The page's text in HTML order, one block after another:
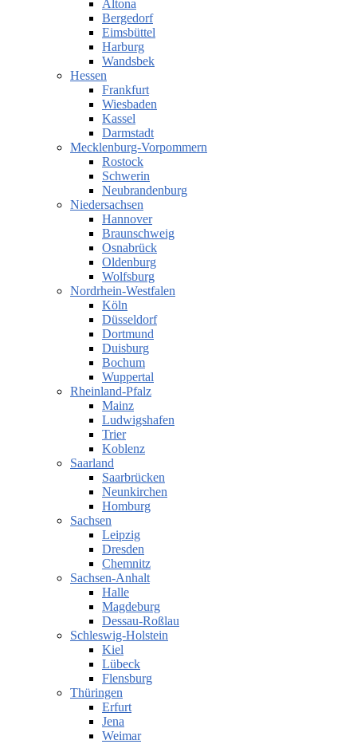
Altona
Bergedorf
Eimsbüttel
Harburg
Wandsbek
Hessen
Frankfurt
Wiesbaden
Kassel
Darmstadt
Mecklenburg-Vorpommern
Rostock
Schwerin
Neubrandenburg
Niedersachsen
Hannover
Braunschweig
Osnabrück
Oldenburg
Wolfsburg
Nordrhein-Westfalen
Köln
Düsseldorf
Dortmund
Duisburg
Bochum
Wuppertal
Rheinland-Pfalz
Mainz
Ludwigshafen
Trier
Koblenz
Saarland
Saarbrücken
Neunkirchen
Homburg
Sachsen
Leipzig
Dresden
Chemnitz
Sachsen-Anhalt
Halle
Magdeburg
Dessau-Roßlau
Schleswig-Holstein
Kiel
Lübeck
Flensburg
Thüringen
Erfurt
Jena
Weimar